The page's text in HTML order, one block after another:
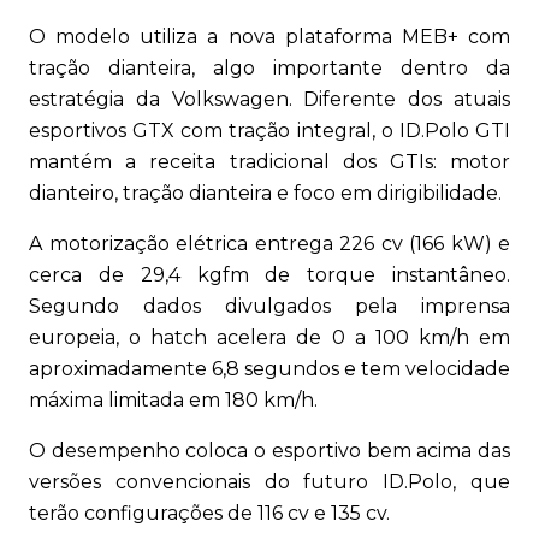
O modelo utiliza a nova plataforma MEB+ com
tração dianteira, algo importante dentro da
estratégia da Volkswagen. Diferente dos atuais
esportivos GTX com tração integral, o ID.Polo GTI
mantém a receita tradicional dos GTIs: motor
dianteiro, tração dianteira e foco em dirigibilidade.
A motorização elétrica entrega 226 cv (166 kW) e
cerca de 29,4 kgfm de torque instantâneo.
Segundo dados divulgados pela imprensa
europeia, o hatch acelera de 0 a 100 km/h em
aproximadamente 6,8 segundos e tem velocidade
máxima limitada em 180 km/h.
O desempenho coloca o esportivo bem acima das
versões convencionais do futuro ID.Polo, que
terão configurações de 116 cv e 135 cv.